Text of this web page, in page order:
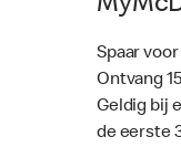
Spaar
Ontvang
Geldig bij
de eerste